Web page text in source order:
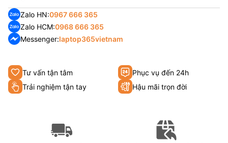
Tư vấn tận tâm
Phục vụ đến 24h
Trải nghiệm tận tay
Hậu mãi trọn đời
Zalo HN:0967 666 365
Zalo HCM:0968 666 365
Messenger:laptop365vietnam